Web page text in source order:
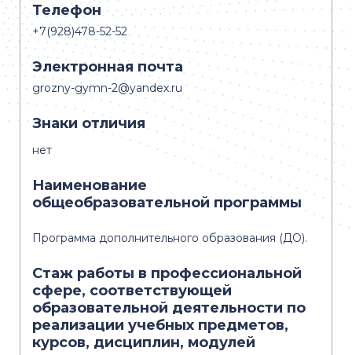
Телефон
+7(928)478-52-52
Электронная почта
grozny-gymn-2@yandex.ru
Знаки отличия
нет
Наименование
общеобразовательной программы
Программа дополнительного образования (ДО).
Стаж работы в профессиональной
сфере, соответствующей
образовательной деятельности по
реализации учебных предметов,
курсов, дисциплин, модулей